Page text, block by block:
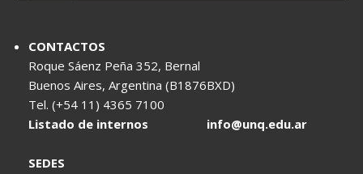
CONTACTOS
Roque Sáenz Peña 352, Bernal
Buenos Aires, Argentina (B1876BXD)
Tel. (+54 11) 4365 7100
Listado de internos
info@unq.edu.ar
SEDES